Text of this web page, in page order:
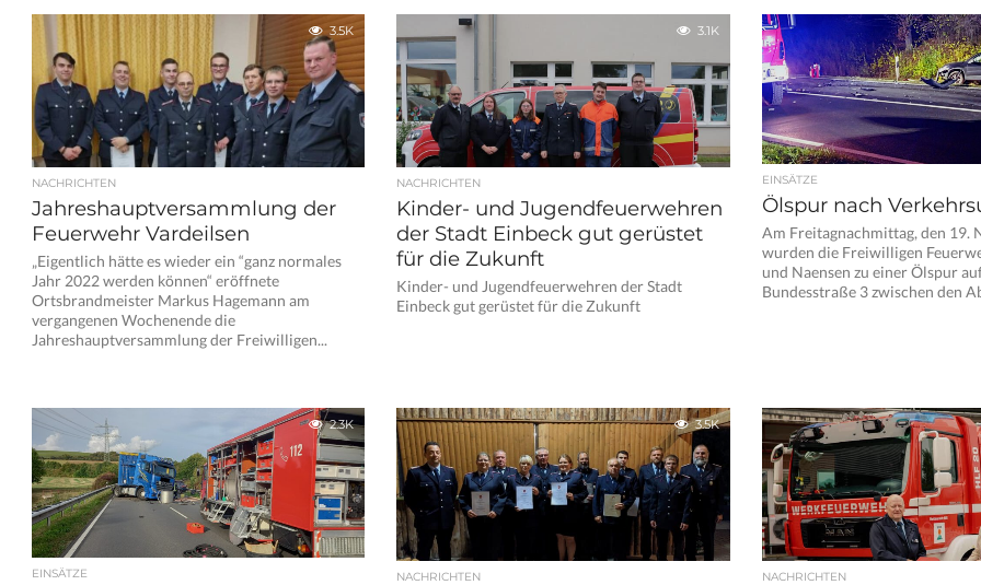
3.5K
NACHRICHTEN
Jahreshauptversammlung der
Feuerwehr Vardeilsen
„Eigentlich hätte es wieder ein “ganz normales
Jahr 2022 werden können“ eröffnete
Ortsbrandmeister Markus Hagemann am
vergangenen Wochenende die
Jahreshauptversammlung der Freiwilligen...
3.1K
NACHRICHTEN
Kinder- und Jugendfeuerwehren
der Stadt Einbeck gut gerüstet
für die Zukunft
Kinder- und Jugendfeuerwehren der Stadt
Einbeck gut gerüstet für die Zukunft
EINSÄTZE
Ölspur nach
Am Freitagnachmittag, den 19.
wurden die Freiwilligen
und Naensen zu einer Ölspur
Bundesstraße 3 zwischen den
2.3K
EINSÄTZE
3.5K
NACHRICHTEN NACHRICHTEN